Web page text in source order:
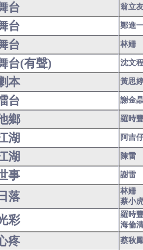
台 翁立
台 鄭進
台 林姍
台(有聲) 沈文
本 黃思
台 謝金
鄉 羅時
湖 阿吉
湖 陳雷
事 謝雷
落
林姍
蔡小
彩
羅時
海倫
疼 蔡秋